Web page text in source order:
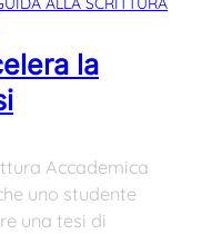
la
Accademica
uno studente
una tesi di